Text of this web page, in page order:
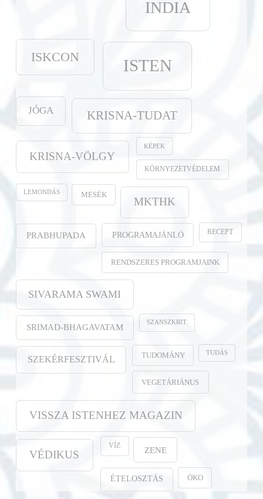
INDIA
ISKCON ISTEN
JÓGA KRISNA-TUDAT
KRISNA-VÖLGY
KÉPEK
KÖRNYEZETVÉDELEM
LEMONDÁS MESÉK
MKTHK
PRABHUPADA PROGRAMAJÁNLÓ RECEPT
RENDSZERES PROGRAMJAINK
SIVARAMA SWAMI
SRIMAD-BHAGAVATAM SZANSZKRIT
SZEKÉRFESZTIVÁL TUDOMÁNY TUDÁS
VEGETÁRIÁNUS
VISSZA ISTENHEZ MAGAZIN
VÉDIKUS
VÍZ ZENE
ÉTELOSZTÁS ÖKO